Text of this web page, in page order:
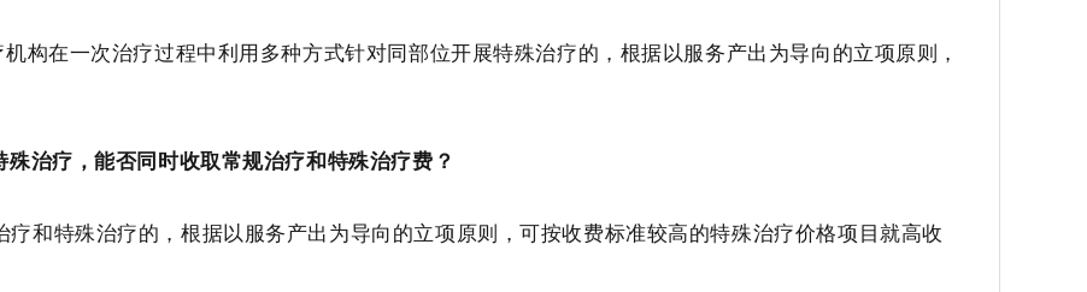
机构在一次治疗过程中利用多种方式针对同部位开展特殊治疗的，根据以服务产出为导向的立项原则，
治疗，能否同时收取常规治疗和特殊治疗费？
疗和特殊治疗的，根据以服务产出为导向的立项原则，可按收费标准较高的特殊治疗价格项目就高收